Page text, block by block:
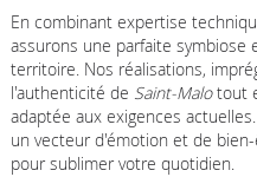
En combinant expertise
assurons une parfaite
territoire. Nos réalisations,
l'authenticité de Saint-Malotout
adaptée aux exigences
un vecteur d'émotion et de
pour sublimer votre quotidien.